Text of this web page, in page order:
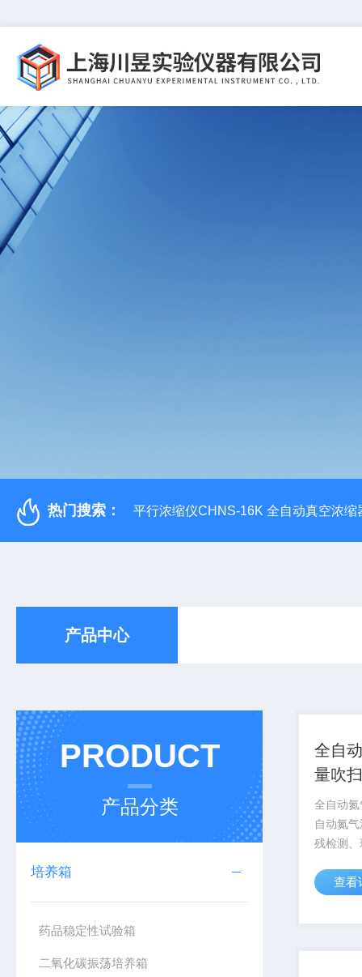
热门搜索： 平行浓缩仪CHNS-16K 全自动真空浓缩
产品中心
PRODUCT
产品分类
培养箱
药品稳定性试验箱
二氧化碳振荡培养箱
全自
量吹扫
全自动
自动氮
残检测
预处理
便、快
查看